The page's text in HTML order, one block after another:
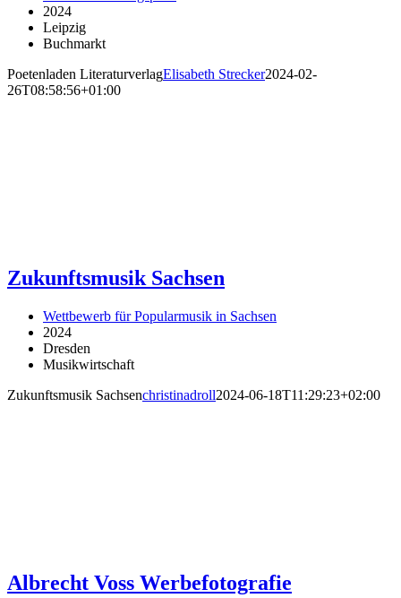
2024
Leipzig
Buchmarkt
Poetenladen LiteraturverlagElisabeth Strecker2024-02-
26T08:58:56+01:00
Zukunftsmusik Sachsen
Wettbewerb für Popularmusik in Sachsen
2024
Dresden
Musikwirtschaft
Zukunftsmusik Sachsenchristinadroll2024-06-18T11:29:23+02:00
Albrecht Voss Werbefotografie